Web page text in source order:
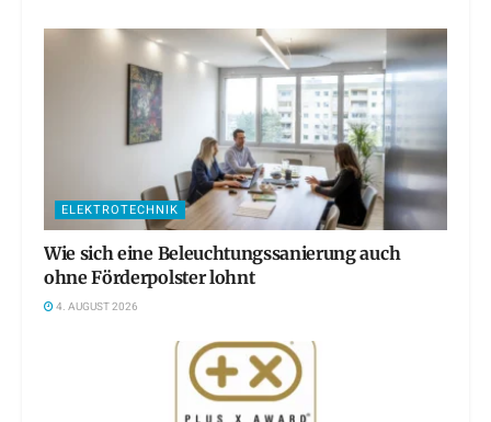
ELEKTROTECHNIK
Wie sich eine Beleuchtungssanierung auch
ohne Förderpolster lohnt
4. AUGUST 2026